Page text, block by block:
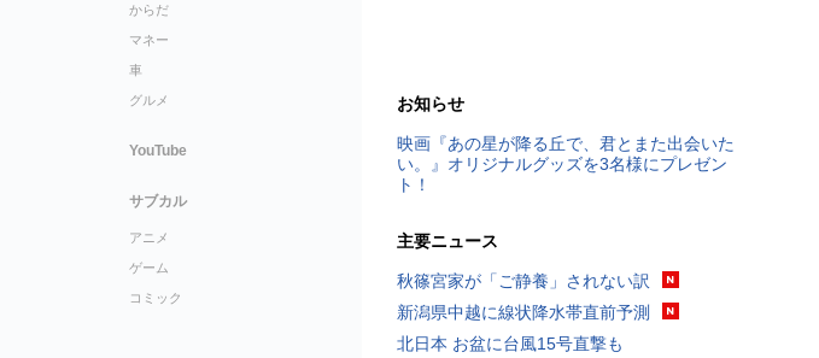
お知らせ
映画『あの星が降る丘で、君とまた出会いた
い。』オリジナルグッズを3名様にプレゼン
ト！
主要ニュース
秋篠宮家が「ご静養」されない訳
新潟県中越に線状降水帯直前予測
北日本 お盆に台風15号直撃も
からだ
マネー
車
グルメ
YouTube
サブカル
アニメ
ゲーム
コミック